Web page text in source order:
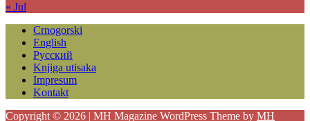
« Jul
Crnogorski
English
Русский
Knjiga utisaka
Impresum
Kontakt
Copyright © 2026 | MH Magazine WordPress Theme by MH